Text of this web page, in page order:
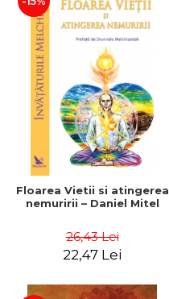
Floarea Vietii si atingerea
nemuririi – Daniel Mitel
26,43 Lei
22,47 Lei